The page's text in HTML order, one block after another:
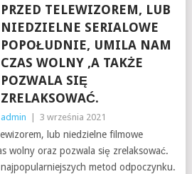
PRZED TELEWIZOREM, LUB
NIEDZIELNE SERIALOWE
POPOŁUDNIE, UMILA NAM
CZAS WOLNY ,A TAKŻE
POZWALA SIĘ
ZRELAKSOWAĆ.
admin 3 września 2021
lub niedzielne filmowe
wolny oraz pozwala się zrelaksować.
metod odpoczynku.